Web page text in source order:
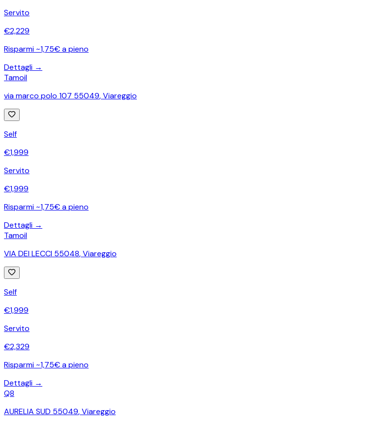
Servito
€2,229
Risparmi ~1,75€ a pieno
Dettagli →
Tamoil
via marco polo 107 55049,Viareggio
Self
€1,999
Servito
€1,999
Risparmi ~1,75€ a pieno
Dettagli →
Tamoil
VIA DEI LECCI 55048,Viareggio
Self
€1,999
Servito
€2,329
Risparmi ~1,75€ a pieno
Dettagli →
Q8
AURELIA SUD 55049,Viareggio